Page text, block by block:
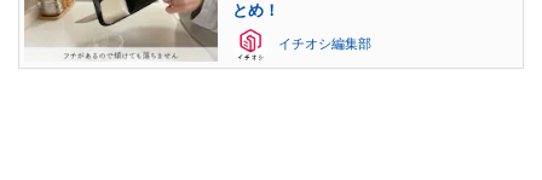
とめ！
イチオシ編集部